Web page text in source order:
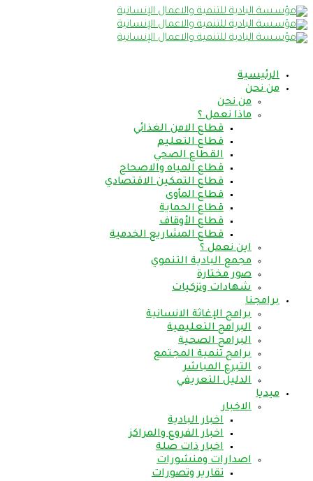
الرئيسية
من نحن
من نحن
ماذا نعمل ؟
قطاع الامن الغذائي
قطاع التعليم
القطاع الصحي
قطاع المياه والاصحاح
قطاع التمكين الاقتصادي
قطاع المأوى
قطاع الحماية
قطاع الأوقاف
قطاع المشاريع الخدمية
اين نعمل ؟
مجمع البادية التنموي
صور مختارة
شهادات وتزكيات
برامجنا
برامج الإغاثة الانسانية
البرامج التعليمية
البرامج الصحية
برامج تنمية المجتمع
التبرع المباشر
الدليل التعريفي
ميديا
الاخبار
اخبار البادية
اخبار الفروع والمراكز
اخبار ذات صلة
اصدارات ومنشورات
تقارير وتصورات